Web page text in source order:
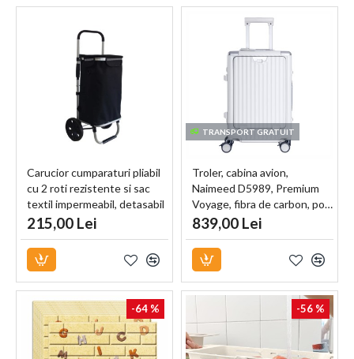
Carucior cumparaturi pliabil
cu 2 roti rezistente si sac
textil impermeabil, detasabil
cu 2 buzunare laterale,
Naimeed D6868, capacitate
43.5L, 96x42x28cm, Negru
215,00 Lei
TRANSPORT GRATUIT
Troler, cabina avion,
Naimeed D5989, Premium
Voyage, fibra de carbon, port
USB, compartiment pentru
laptop, inchidere cifru, Alb,
49x34x24cm
839,00 Lei
-64 % -56 %